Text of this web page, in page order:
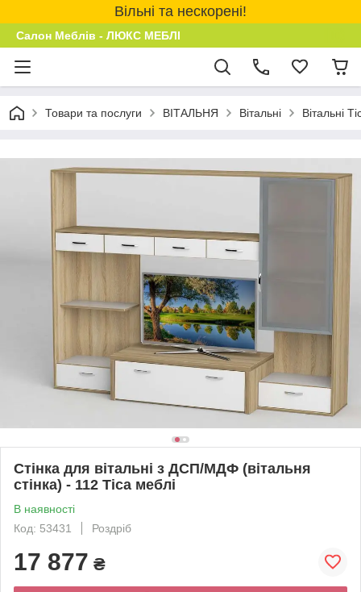
Вільні та нескорені!
Салон Меблів - ЛЮКС МЕБЛІ
Товари та послуги ВІТАЛЬНЯ Вітальні Вітальні
Стінка для вітальні з ДСП/МДФ (вітальня
стінка) - 112 Тіса меблі
В наявності
Код: 53431
Роздріб
17 877 ₴